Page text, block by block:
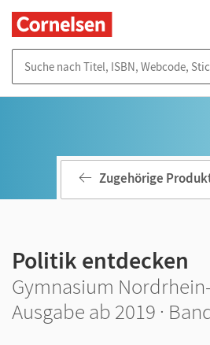
Zugehörige
Politik entdecken
Gymnasium
Ausgabe ab 2019 ·